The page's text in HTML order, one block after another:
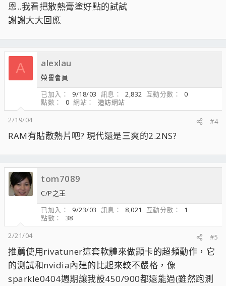
恩..我看把散熱膏塗好點的試試
謝謝大大回應
A alexlau
榮譽會員
已加入
9/18/03 訊息 2,832 互動分數
0
點數
0 網站
造訪網站
2/19/04
#4
RAM有貼散熱片吧? 現代還是三爽的2.2NS?
tom7089
C/P之王
已加入
9/23/03 訊息 8,021 互動分數
1
點數
38
2/21/04
#5
推薦使用rivatuner這套軟體來做顯卡的超頻動作，它
的測試和nvidia內建的比起來較不嚴格，像
sparkle0404週期讓我設450/900都還能過(雖然跑測